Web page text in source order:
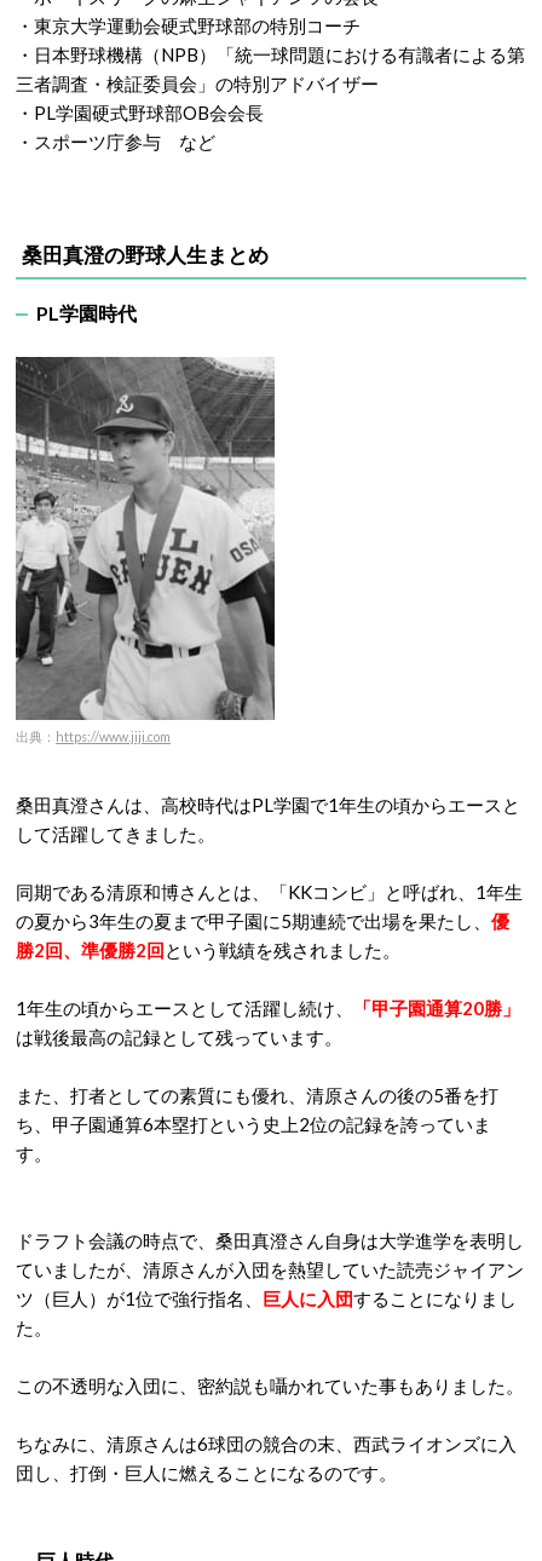
・東京大学運動会硬式野球部の特別コーチ
・日本野球機構（NPB）「統一球問題における有識者による第
三者調査・検証委員会」の特別アドバイザー
・PL学園硬式野球部OB会会長
・スポーツ庁参与 など
桑田真澄の野球人生まとめ
PL学園時代
出典： https://www.jiji.com
桑田真澄さんは、高校時代はPL学園で1年生の頃からエースと
して活躍してきました。
同期である清原和博さんとは、「KKコンビ」と呼ばれ、1年生
の夏から3年生の夏まで甲子園に5期連続で出場を果たし、 優
勝2回、準優勝2回という戦績を残されました。
1年生の頃からエースとして活躍し続け、
「甲子園通算20勝」
は戦後最高の記録として残っています。
また、打者としての素質にも優れ、清原さんの後の5番を打
ち、甲子園通算6本塁打という史上2位の記録を誇っていま
す。
ドラフト会議の時点で、桑田真澄さん自身は大学進学を表明し
ていましたが、清原さんが入団を熱望していた読売ジャイアン
ツ（巨人）が1位で強行指名、 巨人に入団することになりまし
た。
この不透明な入団に、密約説も囁かれていた事もありました。
ちなみに、清原さんは6球団の競合の末、西武ライオンズに入
団し、打倒・巨人に燃えることになるのです。